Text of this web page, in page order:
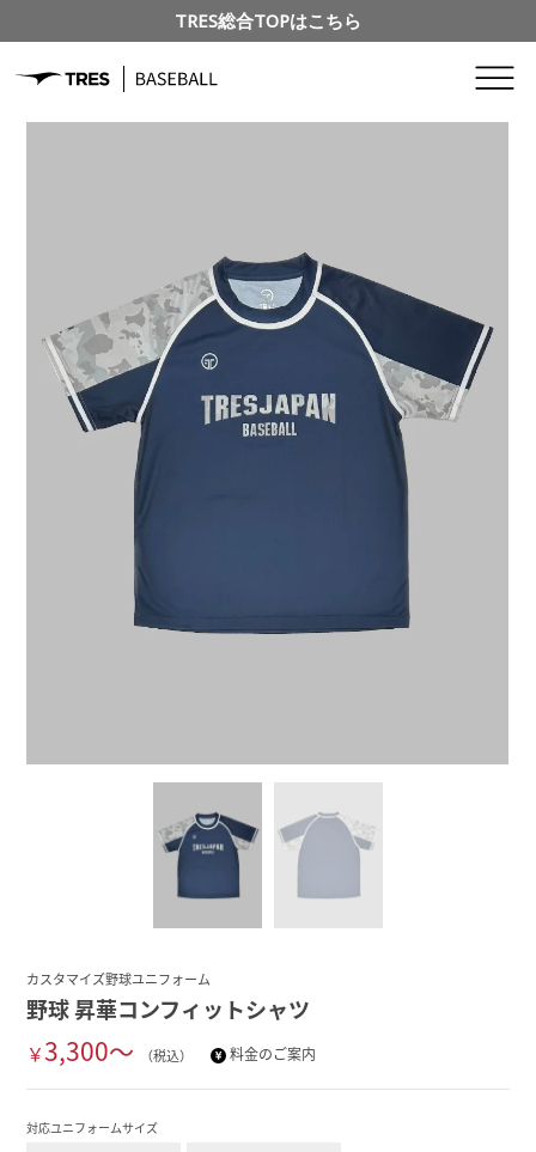
TRES総合TOPはこちら
カスタマイズ野球ユニフォーム
野球 昇華コンフィットシャツ
￥3,300～ （税込） 料金のご案内
対応ユニフォームサイズ